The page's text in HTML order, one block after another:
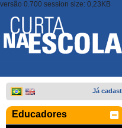
versão 0.700 session size: 0,23KB
Já
Educadores